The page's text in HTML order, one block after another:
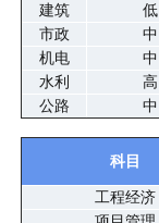
建筑 低
市政
中
机电
中
水利
高
公路
中
科目
工程经济